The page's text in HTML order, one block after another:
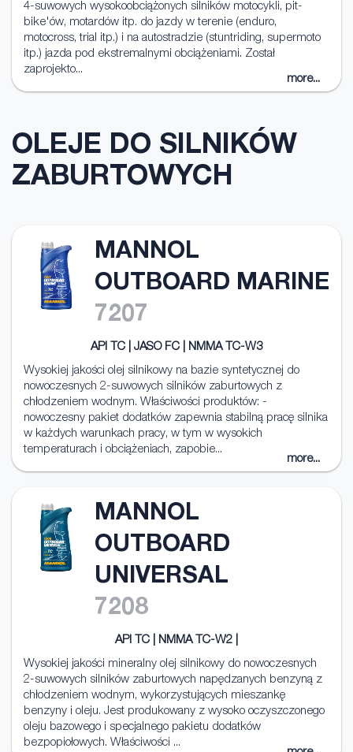
4-suwowych wysokoobciążonych silników motocykli, pit-
bike'ów, motardów itp. do jazdy w terenie (enduro,
motocross, trial itp.) i na autostradzie (stuntriding, supermoto
itp.) jazda pod ekstremalnymi obciążeniami. Został
zaprojekto...
more...
OLEJE DO SILNIKÓW
ZABURTOWYCH
MANNOL
OUTBOARD MARINE
7207
API TC | JASO FC | NMMA TC-W3
Wysokiej jakości olej silnikowy na bazie syntetycznej do
nowoczesnych 2-suwowych silników zaburtowych z
chłodzeniem wodnym. Właściwości produktów: -
nowoczesny pakiet dodatków zapewnia stabilną pracę silnika
w każdych warunkach pracy, w tym w wysokich
temperaturach i obciążeniach, zapobie...
more...
MANNOL
OUTBOARD
UNIVERSAL
7208
API TC | NMMA TC-W2 |
Wysokiej jakości mineralny olej silnikowy do nowoczesnych
2-suwowych silników zaburtowych napędzanych benzyną z
chłodzeniem wodnym, wykorzystujących mieszankę
benzyny i oleju. Jest produkowany z wysoko oczyszczonego
oleju bazowego i specjalnego pakietu dodatków
bezpopiołowych. Właściwości ...